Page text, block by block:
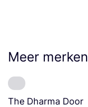
Meer merken
The Dharma Door